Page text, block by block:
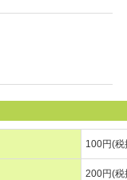
100円(税
200円(税